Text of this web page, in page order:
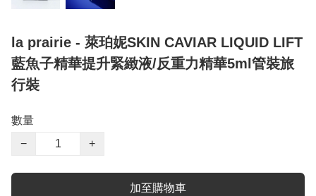
la prairie - 萊珀妮SKIN CAVIAR LIQUID LIFT
藍魚子精華提升緊緻液/反重力精華5ml管裝旅
行裝
數量
−
+
加至購物車